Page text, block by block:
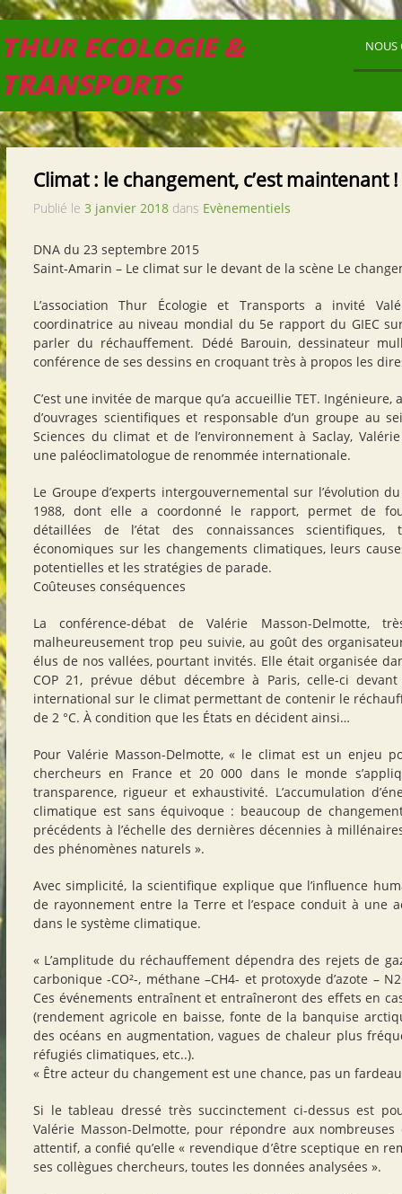
THUR ECOLOGIE &
TRANSPORTS
NOUS
Climat : le changement, c’est maintenant !
Publié le 3 janvier 2018 dans Evènementiels
DNA du 23 septembre 2015
Saint-Amarin – Le climat sur le devant de la scène Le
L’association Thur Écologie et Transports a invité
coordinatrice au niveau mondial du 5e rapport du GIEC
parler du réchauffement. Dédé Barouin, dessinateur
conférence de ses dessins en croquant très à propos les
C’est une invitée de marque qu’a accueillie TET. Ingénieure,
d’ouvrages scientifiques et responsable d’un groupe au
Sciences du climat et de l’environnement à Saclay,
une paléoclimatologue de renommée internationale.
Le Groupe d’experts intergouvernemental sur l’évolution
1988, dont elle a coordonné le rapport, permet de
détaillées de l’état des connaissances scientifiques,
économiques sur les changements climatiques, leurs
potentielles et les stratégies de parade.
Coûteuses conséquences
La conférence-débat de Valérie Masson-Delmotte,
malheureusement trop peu suivie, au goût des
élus de nos vallées, pourtant invités. Elle était organisée
COP 21, prévue début décembre à Paris, celle-ci
international sur le climat permettant de contenir le
de 2 °C. À condition que les États en décident ainsi…
Pour Valérie Masson-Delmotte, « le climat est un enjeu
chercheurs en France et 20 000 dans le monde
transparence, rigueur et exhaustivité. L’accumulation
climatique est sans équivoque : beaucoup de
précédents à l’échelle des dernières décennies à
des phénomènes naturels ».
Avec simplicité, la scientifique explique que l’influence
de rayonnement entre la Terre et l’espace conduit à une
dans le système climatique.
« L’amplitude du réchauffement dépendra des rejets de
carbonique -CO²-, méthane –CH4- et protoxyde d’azote –
Ces événements entraînent et entraîneront des effets en
(rendement agricole en baisse, fonte de la banquise
des océans en augmentation, vagues de chaleur plus
réfugiés climatiques, etc..).
« Être acteur du changement est une chance, pas un
Si le tableau dressé très succinctement ci-dessus est
Valérie Masson-Delmotte, pour répondre aux nombreuses
attentif, a confié qu’elle « revendique d’être sceptique en
ses collègues chercheurs, toutes les données analysées ».